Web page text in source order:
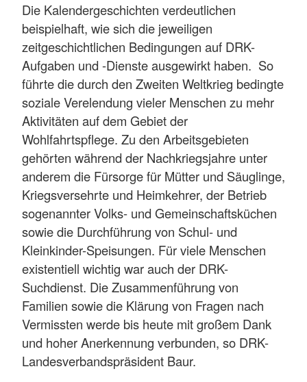
Die Kalendergeschichten verdeutlichen
beispielhaft, wie sich die jeweiligen
zeitgeschichtlichen Bedingungen auf DRK-
Aufgaben und -Dienste ausgewirkt haben. So
führte die durch den Zweiten Weltkrieg bedingte
soziale Verelendung vieler Menschen zu mehr
Aktivitäten auf dem Gebiet der
Wohlfahrtspflege. Zu den Arbeitsgebieten
gehörten während der Nachkriegsjahre unter
anderem die Fürsorge für Mütter und Säuglinge,
Kriegsversehrte und Heimkehrer, der Betrieb
sogenannter Volks- und Gemeinschaftsküchen
sowie die Durchführung von Schul- und
Kleinkinder-Speisungen. Für viele Menschen
existentiell wichtig war auch der DRK-
Suchdienst. Die Zusammenführung von
Familien sowie die Klärung von Fragen nach
Vermissten werde bis heute mit großem Dank
und hoher Anerkennung verbunden, so DRK-
Landesverbandspräsident Baur.